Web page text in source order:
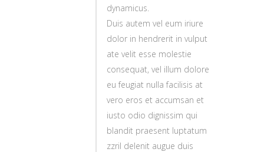
dynamicus.
Duis autem vel eum iriure
dolor in hendrerit in vulput
ate velit esse molestie
consequat, vel illum dolore
eu feugiat nulla facilisis at
vero eros et accumsan et
iusto odio dignissim qui
blandit praesent luptatum
zzril delenit augue duis